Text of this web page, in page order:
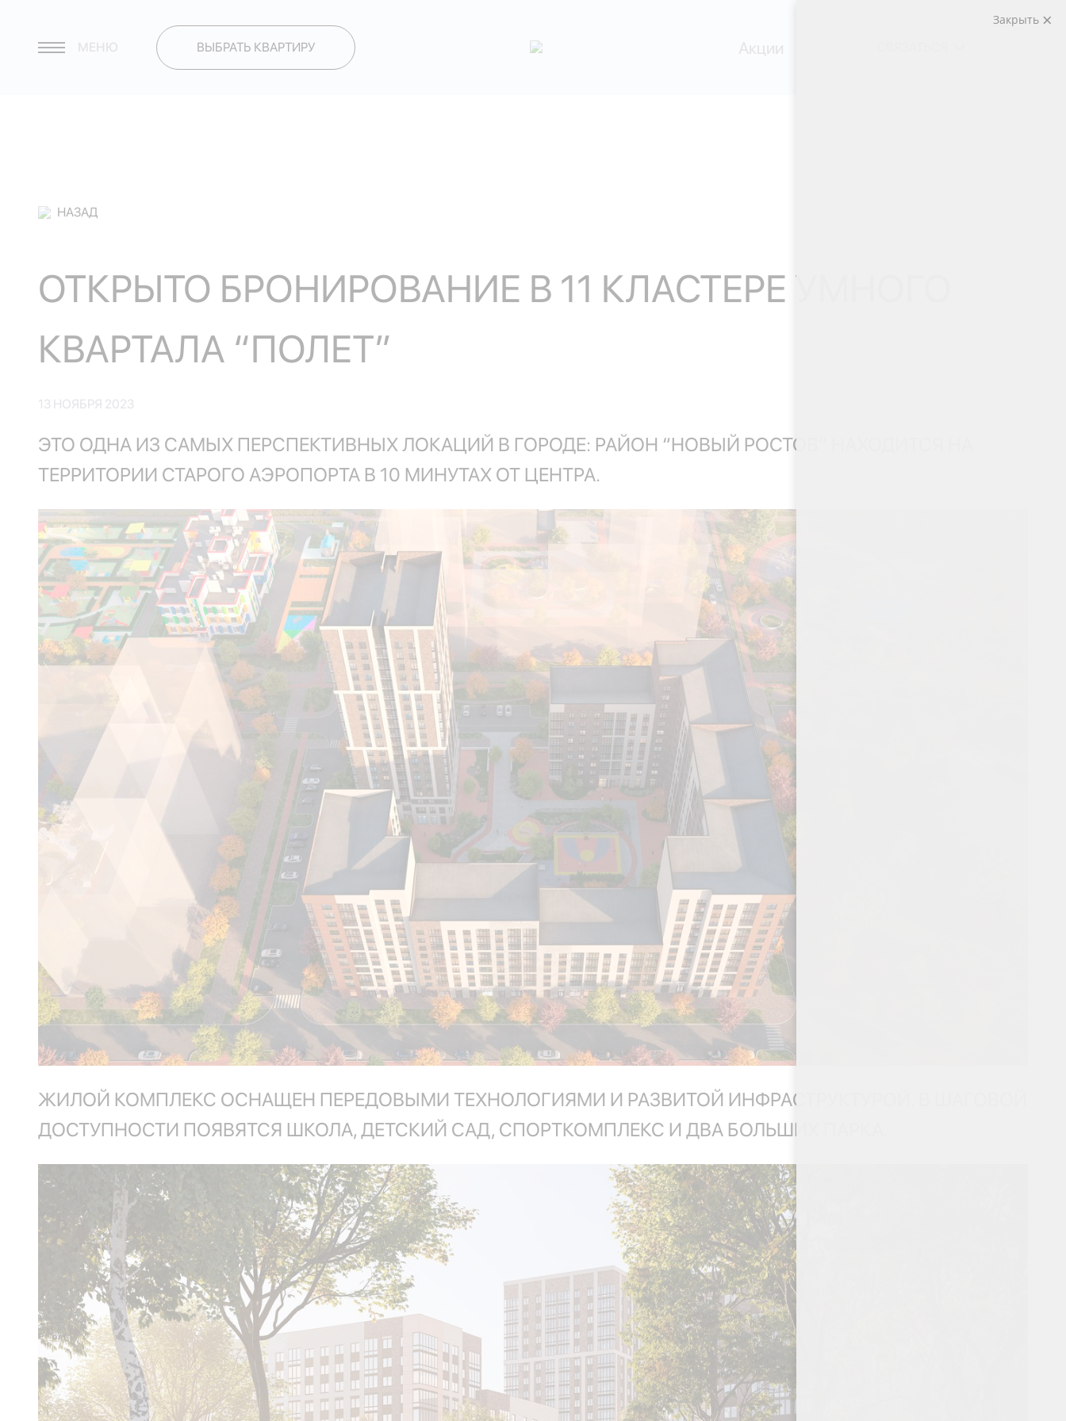
МЕНЮ ВЫБРАТЬ КВАРТИРУ Акции
НАЗАД
ОТКРЫТО БРОНИРОВАНИЕ В 11 КЛАСТЕРЕ УМНОГО
КВАРТАЛА “ПОЛЕТ”
13 НОЯБРЯ 2023
ЭТО ОДНА ИЗ САМЫХ ПЕРСПЕКТИВНЫХ ЛОКАЦИЙ В ГОРОДЕ: РАЙОН “НОВЫЙ РОСТОВ” НАХОДИТСЯ НА
ТЕРРИТОРИИ СТАРОГО АЭРОПОРТА В 10 МИНУТАХ ОТ ЦЕНТРА.
ЖИЛОЙ КОМПЛЕКС ОСНАЩЕН ПЕРЕДОВЫМИ ТЕХНОЛОГИЯМИ И РАЗВИТОЙ ИНФРАСТРУКТУРОЙ. В ШАГОВОЙ
ДОСТУПНОСТИ ПОЯВЯТСЯ ШКОЛА, ДЕТСКИЙ САД, СПОРТКОМПЛЕКС И ДВА БОЛЬШИХ ПАРКА.
Закрыть